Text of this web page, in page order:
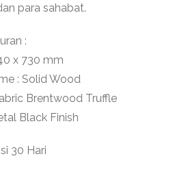
para sahabat.
:
x 730 mm
: Solid Wood
Brentwood Truffle
Black Finish
30 Hari